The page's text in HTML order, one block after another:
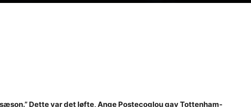
Dette var det løfte, Ange Postecoglou gav Tottenham-